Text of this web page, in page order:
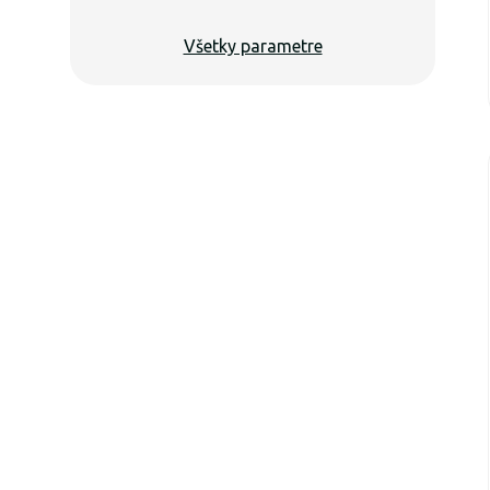
Všetky parametre